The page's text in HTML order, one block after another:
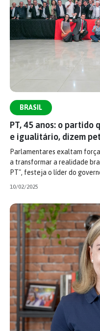
BRASIL
PT, 45 anos: o partido
e igualitário, dizem
Parlamentares exaltam
a transformar a realidade
PT", festeja o líder do
10/02/2025